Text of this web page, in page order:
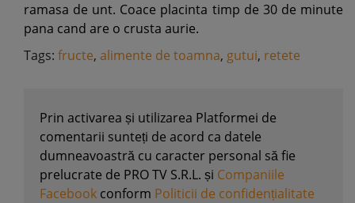
ramasa de unt. Coace placinta timp de 30 de minute
pana cand are o crusta aurie.
Tags: fructe, alimente de toamna, gutui, retete
Prin activarea și utilizarea Platformei de
comentarii sunteți de acord ca datele
dumneavoastră cu caracter personal să fie
prelucrate de PRO TV S.R.L. și Companiile
Facebook conform Politicii de confidențialitate